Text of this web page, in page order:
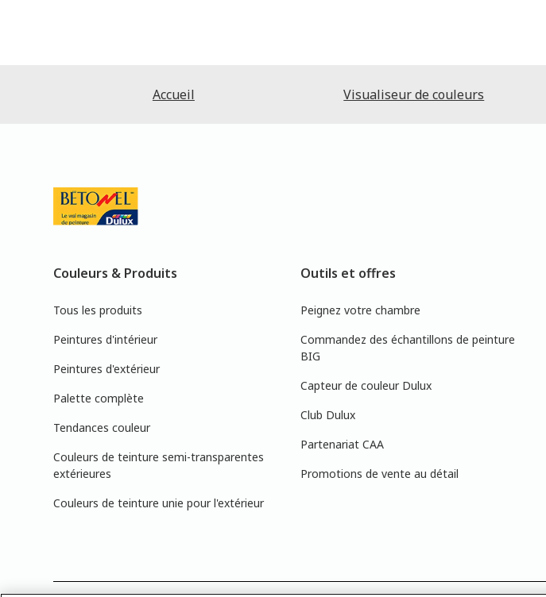
Accueil Visualiseur de couleurs
Couleurs & Produits
Tous les produits
Peintures d'intérieur
Peintures d'extérieur
Palette complète
Tendances couleur
Couleurs de teinture semi-transparentes
extérieures
Couleurs de teinture unie pour l'extérieur
Outils et offres
Peignez votre chambre
Commandez des échantillons de peinture
BIG
Capteur de couleur Dulux
Club Dulux
Partenariat CAA
Promotions de vente au détail